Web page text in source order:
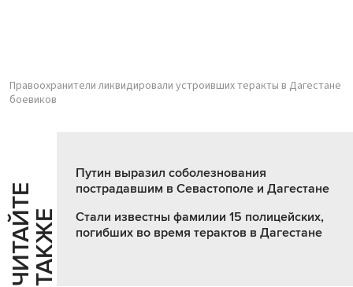
Правоохранители ликвидировали устроивших теракты в Дагестане
боевиков
Ч
И
Т
АЙ
Т
Е
Т
А
К
ЖЕ
Путин выразил соболезнования
пострадавшим в Севастополе и Дагестане
Стали известны фамилии 15 полицейских,
погибших во время терактов в Дагестане